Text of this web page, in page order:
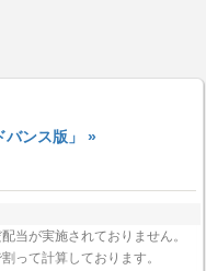
バンス版」 »
当が実施されておりません。
って計算しております。